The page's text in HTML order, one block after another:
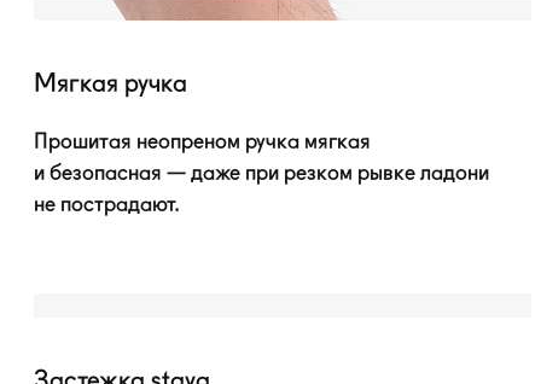
Мягкая ручка
Прошитая неопреном ручка мягкая
и безопасная — даже при резком рывке ладони
не пострадают.